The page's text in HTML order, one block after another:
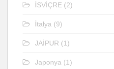
İSVİÇRE (2)
İtalya (9)
JAİPUR (1)
Japonya (1)